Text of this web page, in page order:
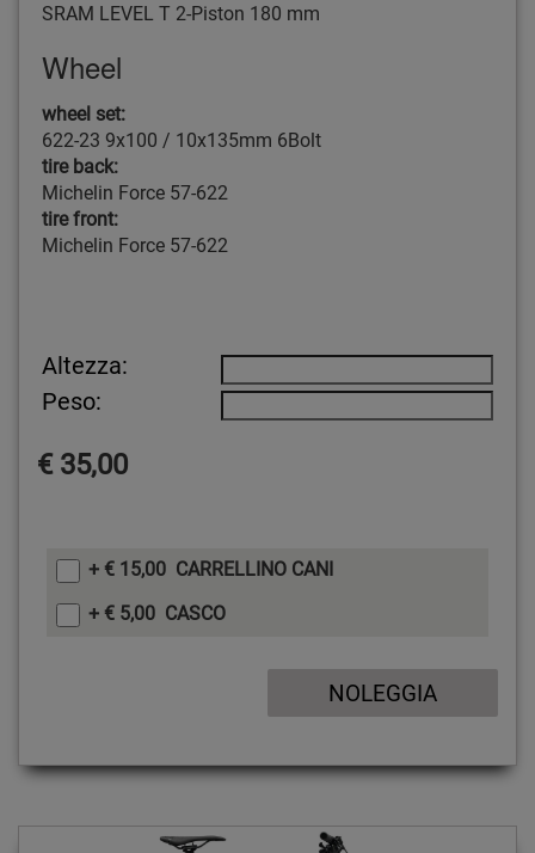
SRAM LEVEL T 2-Piston 180 mm
Wheel
wheel set:
622-23 9x100 / 10x135mm 6Bolt
tire back:
Michelin Force 57-622
tire front:
Michelin Force 57-622
Altezza:
Peso:
€ 35,00
+ € 15,00 CARRELLINO CANI
+ € 5,00 CASCO